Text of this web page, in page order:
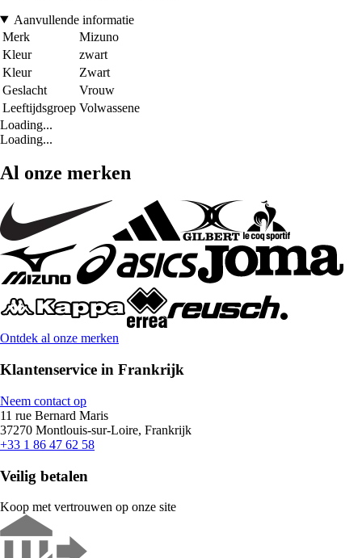
Aanvullende informatie
Merk
Mizuno
Kleur
zwart
Kleur
Zwart
Geslacht
Vrouw
Leeftijdsgroep Volwassene
Loading...
Loading...
Al onze merken
Ontdek al onze merken
Klantenservice in Frankrijk
Neem contact op
11 rue Bernard Maris
37270 Montlouis-sur-Loire, Frankrijk
+33 1 86 47 62 58
Veilig betalen
Koop met vertrouwen op onze site